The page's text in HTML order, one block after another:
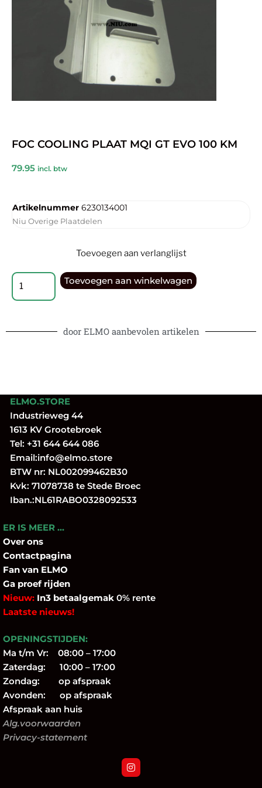
FOC COOLING PLAAT MQI GT EVO 100 KM
79.95 incl. btw
Artikelnummer 6230134001
Niu Overige Plaatdelen
Toevoegen aan verlanglijst
Toevoegen aan winkelwagen
door ELMO aanbevolen artikelen
ELMO.STORE
Industrieweg 44
1613 KV Grootebroek
Tel: +31 644 644 086
Email:info@elmo.store
BTW nr: NL002099462B30
Kvk: 71078738 te Stede Broec
Iban.:NL61RABO0328092533
ER IS MEER …
Over ons
Contactpagina
Fan van ELMO
Ga proef rijden
Nieuw: In3 betaalgemak 0% rente
Laatste nieuws!
OPENINGSTIJDEN:
Ma t/m Vr: 08:00 – 17:00
Zaterdag: 10:00 – 17:00
Zondag: op afspraak
Avonden: op afspraak
Afspraak aan huis
Alg.voorwaarden
Privacy-statement